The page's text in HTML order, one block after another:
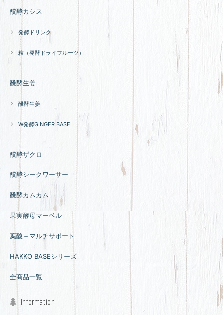
醗酵カシス
発酵ドリンク
粒（発酵ドライフルーツ）
醗酵生姜
醗酵生姜
W発酵GINGER BASE
醗酵ザクロ
醗酵シークワーサー
醗酵カムカム
果実酵母マーベル
葉酸＋マルチサポート
HAKKO BASEシリーズ
全商品一覧
Information